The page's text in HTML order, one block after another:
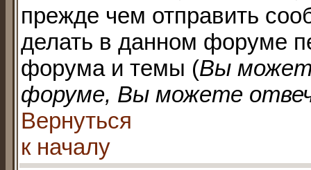
прежде чем отправить
делать в данном форуме
форума и темы (Вы
форуме, Вы можете
Вернуться
к началу